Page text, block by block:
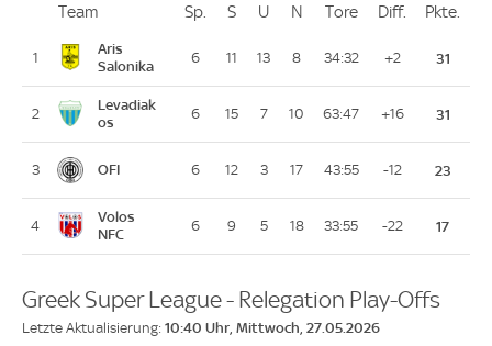
PlatzTeam Sp. Spiele
S Siege
U Unentschieden
N Niederlagen
ToreToreDiff. Differenz
Pkte.
1
Aris
Salonika
6 11 13 8 34:32 +2 31
2
Levadiak
os
6 15 7 10 63:47 +16 31
3 OFI 6 12 3 17 43:55 -12 23
4
Volos
NFC
6 9 5 18 33:55 -22 17
Greek Super League - Relegation Play-Offs
Letzte Aktualisierung: 10:40 Uhr, Mittwoch, 27.05.2026